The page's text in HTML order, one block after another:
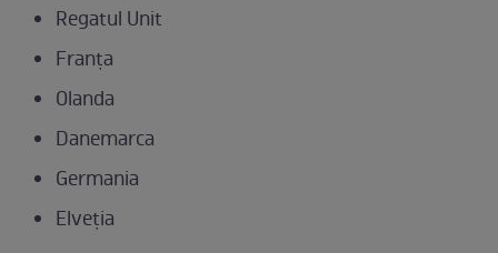
Regatul Unit
Franța
Olanda
Danemarca
Germania
Elveția